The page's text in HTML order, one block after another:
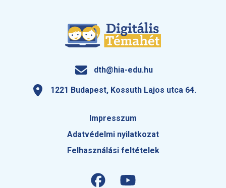
dth@hia-edu.hu
1221 Budapest, Kossuth Lajos utca 64.
Impresszum
Adatvédelmi nyilatkozat
Felhasználási feltételek